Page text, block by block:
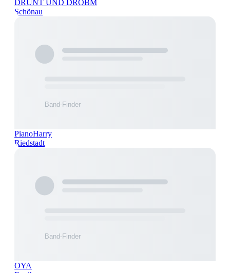
DRUNT UND DROBM
Schönau
PianoHarry
Riedstadt
OYA